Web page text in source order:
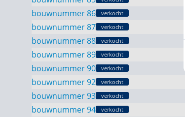
bouwnummer 86
verkocht
bouwnummer 87
verkocht
bouwnummer 88
verkocht
bouwnummer 89
verkocht
bouwnummer 90
verkocht
bouwnummer 92
verkocht
bouwnummer 93
verkocht
bouwnummer 94
verkocht